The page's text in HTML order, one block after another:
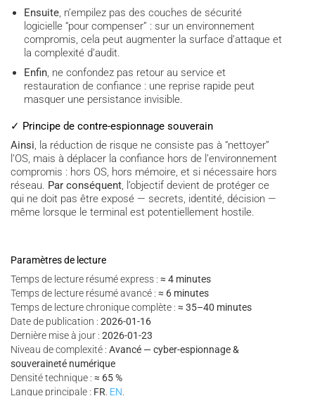
Ensuite, n’empilez pas des couches de sécurité
logicielle “pour compenser” : sur un environnement
compromis, cela peut augmenter la surface d’attaque et
la complexité d’audit.
Enfin, ne confondez pas retour au service et
restauration de confiance : une reprise rapide peut
masquer une persistance invisible.
✓ Principe de contre-espionnage souverain
Ainsi , la réduction de risque ne consiste pas à “nettoyer”
l’OS, mais à déplacer la confiance hors de l’environnement
compromis : hors OS, hors mémoire, et si nécessaire hors
réseau. Par conséquent , l’objectif devient de protéger ce
qui ne doit pas être exposé — secrets, identité, décision —
même lorsque le terminal est potentiellement hostile.
Paramètres de lecture
Temps de lecture résumé express : ≈ 4 minutes
Temps de lecture résumé avancé : ≈ 6 minutes
Temps de lecture chronique complète : ≈ 35–40 minutes
Date de publication : 2026-01-16
Dernière mise à jour : 2026-01-23
Niveau de complexité : Avancé — cyber-espionnage &
souveraineté numérique
Densité technique : ≈ 65 %
Langue principale : FR. EN.